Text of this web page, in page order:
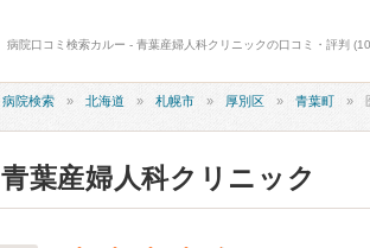
病院口コミ検索カルー - 青葉産婦人科クリニックの口コミ・評判
病院検索 北海道 札幌市 厚別区 青葉町
青葉産婦人科クリニック